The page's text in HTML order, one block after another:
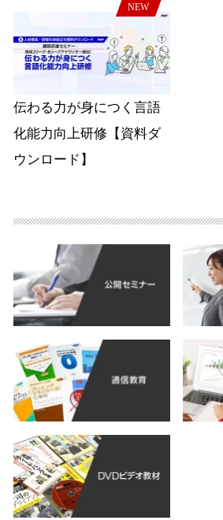
NEW
伝わる力が身につく言語
化能力向上研修【資料ダ
ウンロード】